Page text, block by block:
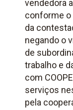
vendedora
conforme o
da
negando o
de
trabalho e
com
serviços
pela